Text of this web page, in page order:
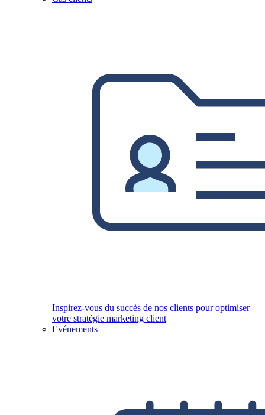
Inspirez-vous du succès de nos clients pour optimiser
votre stratégie marketing client
Evénements